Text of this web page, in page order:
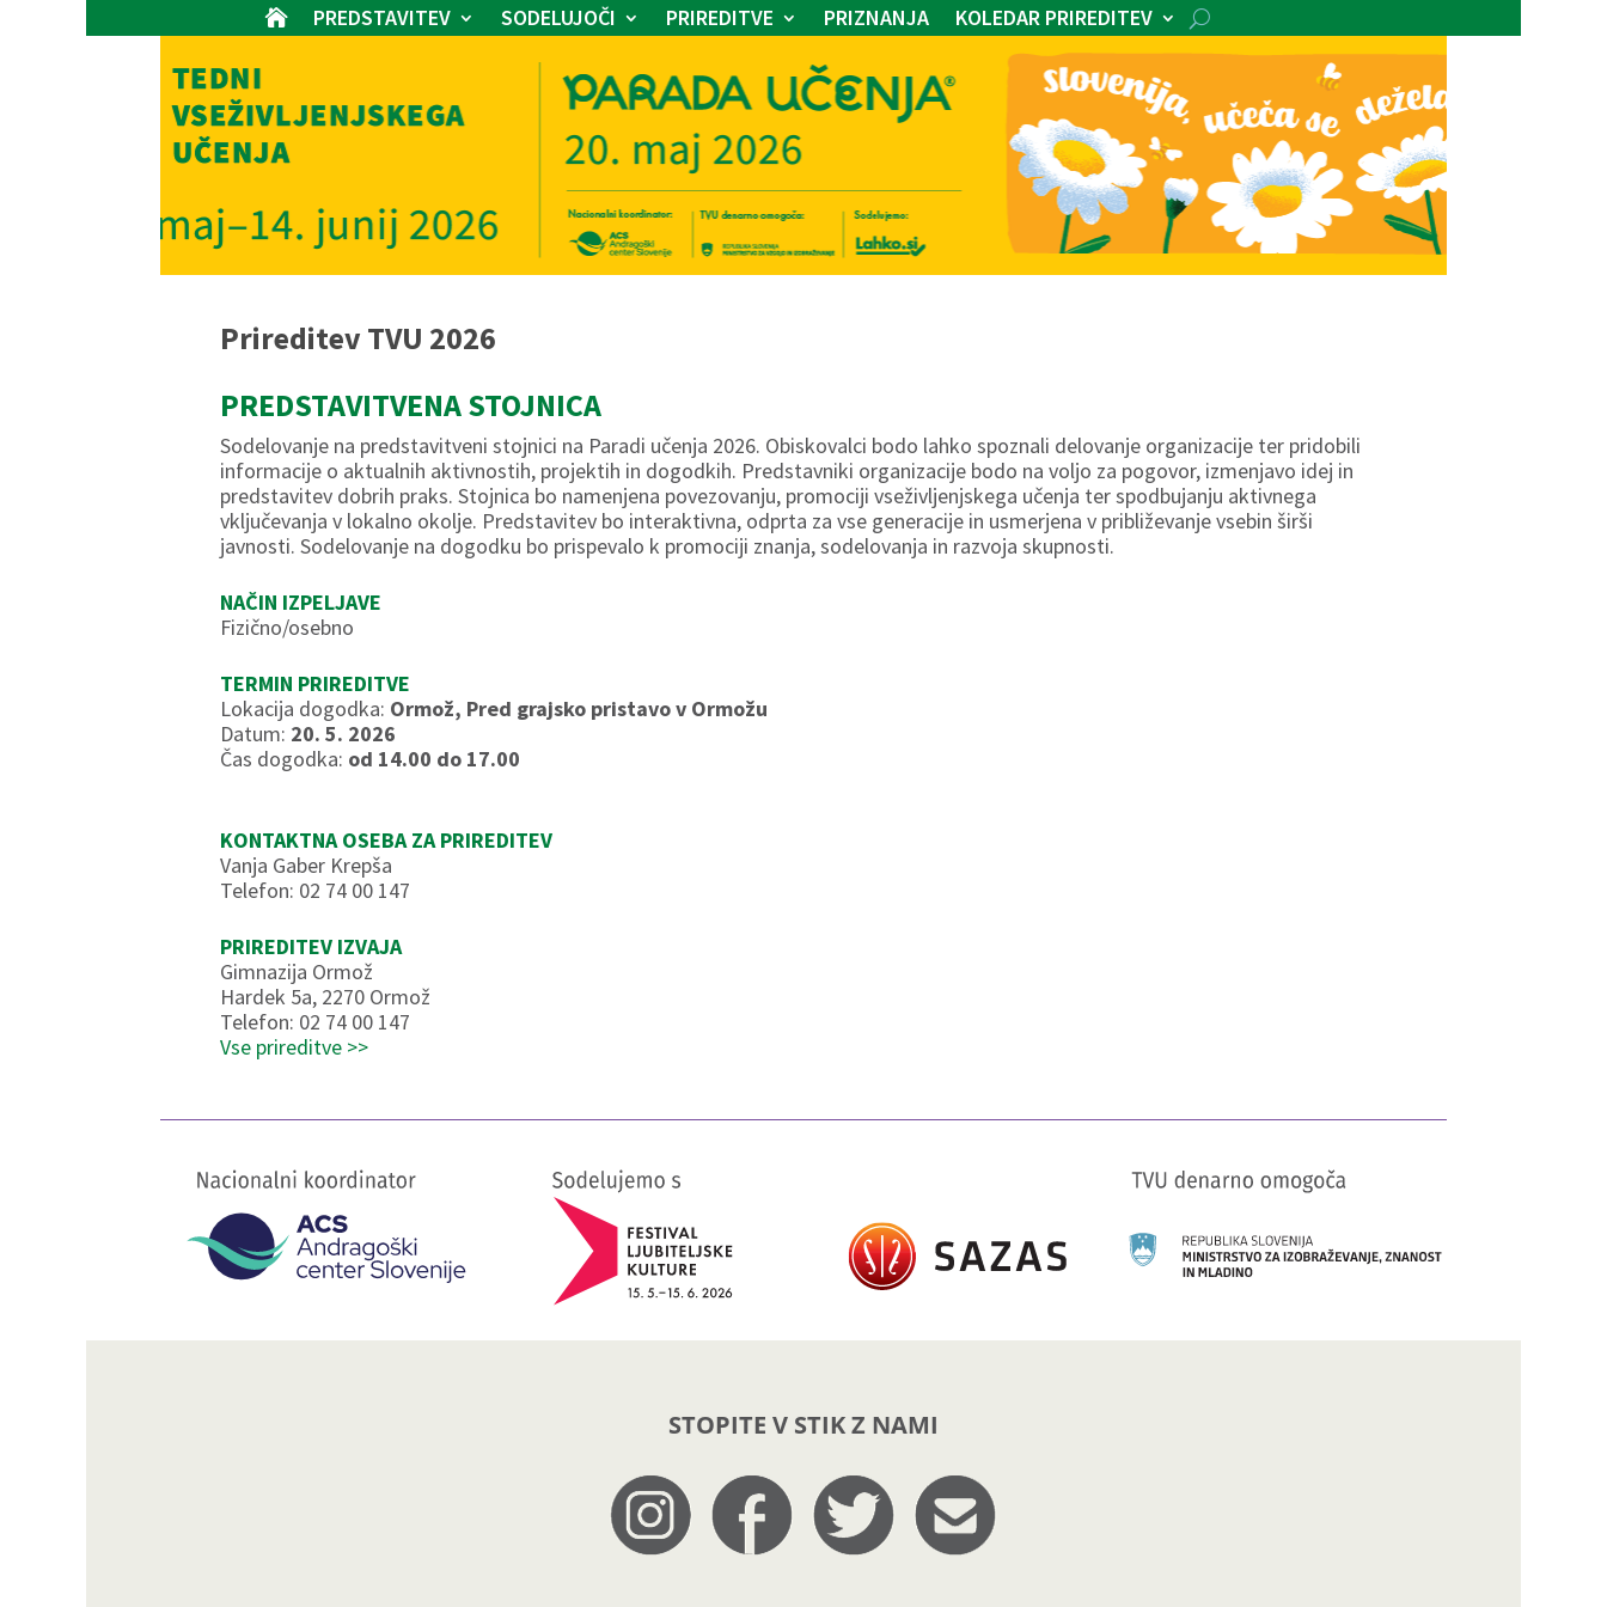
 PREDSTAVITEV SODELUJOČI PRIREDITVE PRIZNANJA KOLEDAR PRIREDITEV
Prireditev TVU 2026
PREDSTAVITVENA STOJNICA
Sodelovanje na predstavitveni stojnici na Paradi učenja 2026. Obiskovalci bodo lahko spoznali delovanje organizacije ter pridobili
informacije o aktualnih aktivnostih, projektih in dogodkih. Predstavniki organizacije bodo na voljo za pogovor, izmenjavo idej in
predstavitev dobrih praks. Stojnica bo namenjena povezovanju, promociji vseživljenjskega učenja ter spodbujanju aktivnega
vključevanja v lokalno okolje. Predstavitev bo interaktivna, odprta za vse generacije in usmerjena v približevanje vsebin širši
javnosti. Sodelovanje na dogodku bo prispevalo k promociji znanja, sodelovanja in razvoja skupnosti.
NAČIN IZPELJAVE
Fizično/osebno
TERMIN PRIREDITVE
Lokacija dogodka: Ormož, Pred grajsko pristavo v Ormožu
Datum: 20. 5. 2026
Čas dogodka: od 14.00 do 17.00
KONTAKTNA OSEBA ZA PRIREDITEV
Vanja Gaber Krepša
Telefon: 02 74 00 147
PRIREDITEV IZVAJA
Gimnazija Ormož
Hardek 5a, 2270 Ormož
Telefon: 02 74 00 147
Vse prireditve >>
STOPITE V STIK Z NAMI